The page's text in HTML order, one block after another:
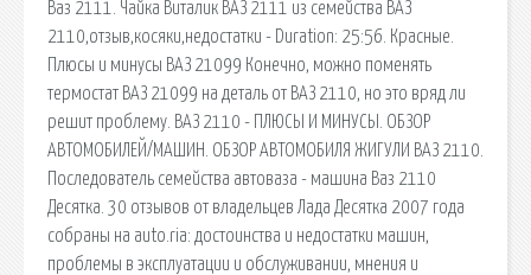
Ваз 2111. Чайка Виталик ВАЗ 2111 из семейства ВАЗ
2110,отзыв,косяки,недостатки - Duration: 25:56. Красные.
Плюсы и минусы ВАЗ 21099 Конечно, можно поменять
термостат ВАЗ 21099 на деталь от ВАЗ 2110, но это вряд ли
решит проблему. ВАЗ 2110 - ПЛЮСЫ И МИНУСЫ. ОБЗОР
АВТОМОБИЛЕЙ/МАШИН. ОБЗОР АВТОМОБИЛЯ ЖИГУЛИ ВАЗ 2110.
Последователь семейства автоваза - машина Ваз 2110
Десятка. 30 отзывов от владельцев Лада Десятка 2007 года
собраны на auto.ria: достоинства и недостатки машин,
проблемы в эксплуатации и обслуживании, мнения и